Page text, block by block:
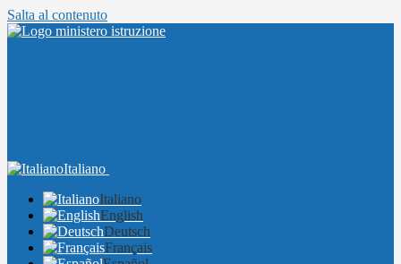
Salta al contenuto
Italiano
Italiano
English
Deutsch
Français